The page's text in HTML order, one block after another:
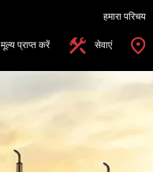
हमारा परिचय
मूल्य प्राप्त करें सेवाएं